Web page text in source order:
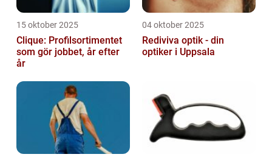
15 oktober 2025
Clique: Profilsortimentet
som gör jobbet, år efter
år
04 oktober 2025
Rediviva optik - din
optiker i Uppsala